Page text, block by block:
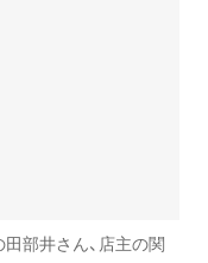
部井さん、店主の関